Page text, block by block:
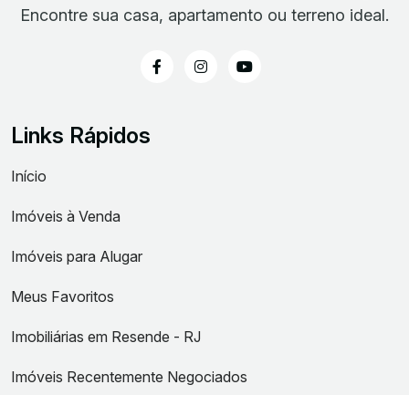
Encontre sua casa, apartamento ou terreno ideal.
Links Rápidos
Início
Imóveis à Venda
Imóveis para Alugar
Meus Favoritos
Imobiliárias em Resende - RJ
Imóveis Recentemente Negociados